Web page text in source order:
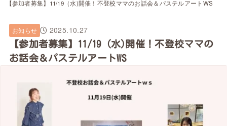
【参加者募集】11/19（水)開催！不登校ママのお話会＆パステルアートWS
お知らせ 2025.10.27
【参加者募集】11/19（水)開催！不登校ママの
お話会＆パステルアートWS